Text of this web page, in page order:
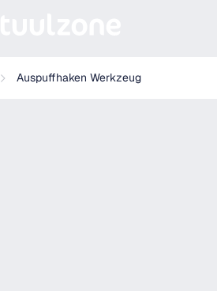
Auspuffhaken Werkzeug